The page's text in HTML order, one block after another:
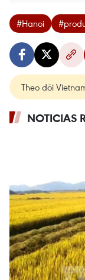
#Hanoi
Theo dõi
NOTICIAS